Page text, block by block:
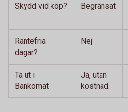
Skydd vid köp? Begränsat
Räntefria
dagar?
Nej
Ta ut i
Bankomat
Ja, utan
kostnad.